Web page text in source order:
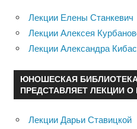
Лекции Елены Станкевич
Лекции Алексея
Лекции Александра
ЮНОШЕСКАЯ БИБЛИОТЕКА
ПРЕДСТАВЛЯЕТ ЛЕКЦИИ О
Лекции Дарьи Ставицкой